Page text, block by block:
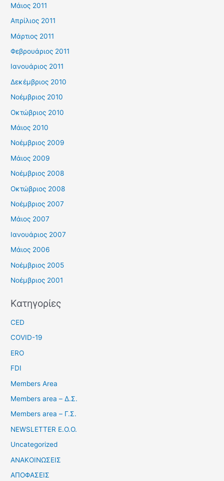
Μάιος 2011
Απρίλιος 2011
Μάρτιος 2011
Φεβρουάριος 2011
Ιανουάριος 2011
Δεκέμβριος 2010
Νοέμβριος 2010
Οκτώβριος 2010
Μάιος 2010
Νοέμβριος 2009
Μάιος 2009
Νοέμβριος 2008
Οκτώβριος 2008
Νοέμβριος 2007
Μάιος 2007
Ιανουάριος 2007
Μάιος 2006
Νοέμβριος 2005
Νοέμβριος 2001
Kατηγορίες
CED
COVID-19
ERO
FDI
Members Area
Members area – Δ.Σ.
Members area – Γ.Σ.
NEWSLETTER Ε.Ο.Ο.
Uncategorized
ΑΝΑΚΟΙΝΩΣΕΙΣ
ΑΠΟΦΑΣΕΙΣ